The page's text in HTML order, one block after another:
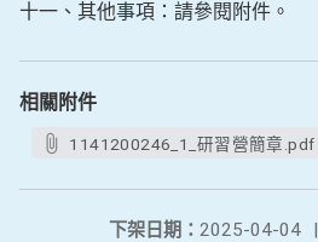
十一、其他事項：請參閱附件。
相關附件
1141200246_1_研習營簡章.pdf
下架日期： 2025-04-04
|